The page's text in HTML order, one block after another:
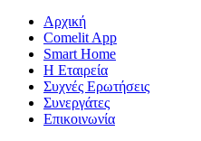
Αρχική
Comelit App
Smart Home
Η Εταιρεία
Συχνές Ερωτήσεις
Συνεργάτες
Επικοινωνία